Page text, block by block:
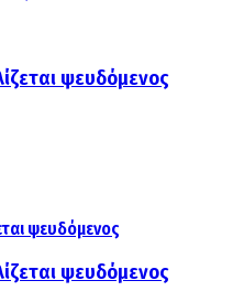
ψευδόμενος
ψευδόμενος